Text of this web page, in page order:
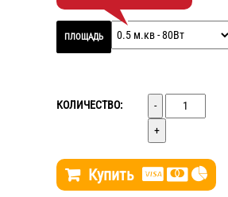
ПЛОЩАДЬ
КОЛИЧЕСТВО: Количество
Купить